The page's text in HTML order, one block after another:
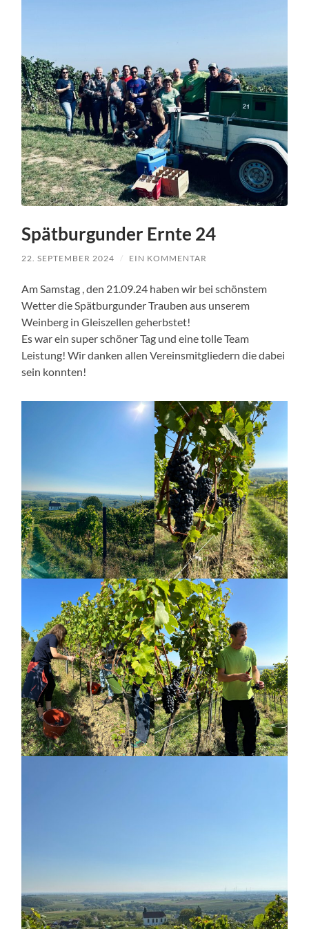
Spätburgunder Ernte 24
22. SEPTEMBER 2024 / EIN KOMMENTAR
Am Samstag , den 21.09.24 haben wir bei schönstem
Wetter die Spätburgunder Trauben aus unserem
Weinberg in Gleiszellen geherbstet!
Es war ein super schöner Tag und eine tolle Team
Leistung! Wir danken allen Vereinsmitgliedern die dabei
sein konnten!